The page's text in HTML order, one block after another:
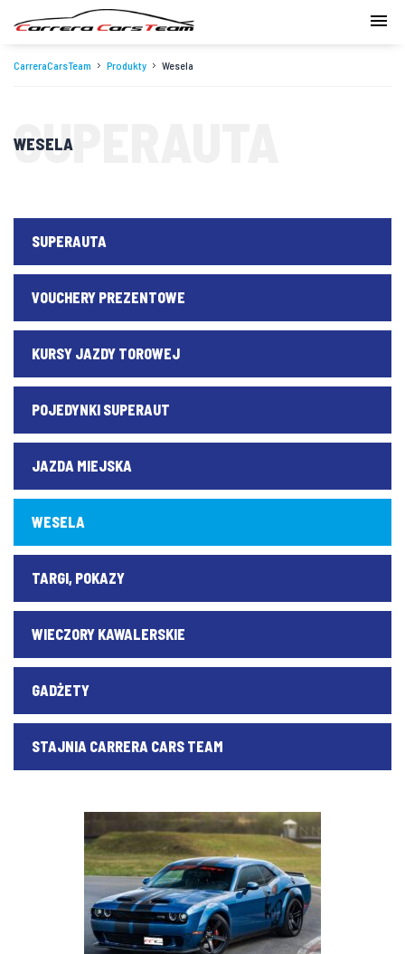
CarreraCarsTeam Produkty Wesela
SUPERAUTA
WESELA
SUPERAUTA
VOUCHERY PREZENTOWE
KURSY JAZDY TOROWEJ
POJEDYNKI SUPERAUT
JAZDA MIEJSKA
WESELA
TARGI, POKAZY
WIECZORY KAWALERSKIE
GADŻETY
STAJNIA CARRERA CARS TEAM